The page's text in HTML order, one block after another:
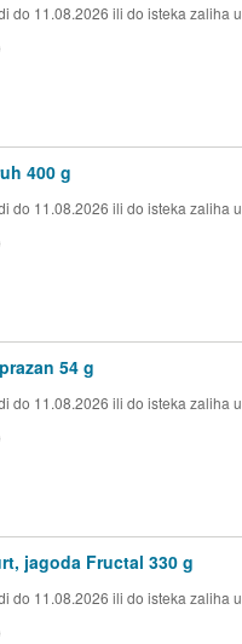
do 11.08.2026 ili do isteka zaliha u
400 g
do 11.08.2026 ili do isteka zaliha u
54 g
do 11.08.2026 ili do isteka zaliha u
jagoda Fructal 330 g
do 11.08.2026 ili do isteka zaliha u